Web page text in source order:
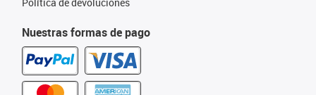
Nuestras formas de pago